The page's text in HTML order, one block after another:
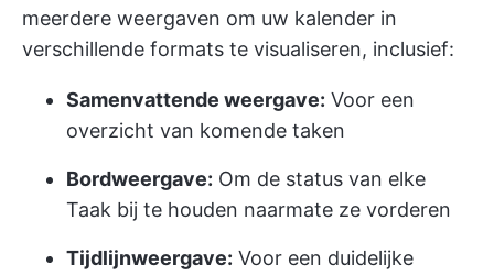
meerdere weergaven om uw kalender in
verschillende formats te visualiseren, inclusief:
Samenvattende weergave: Voor een
overzicht van komende taken
Bordweergave: Om de status van elke
Taak bij te houden naarmate ze vorderen
Tijdlijnweergave: Voor een duidelijke